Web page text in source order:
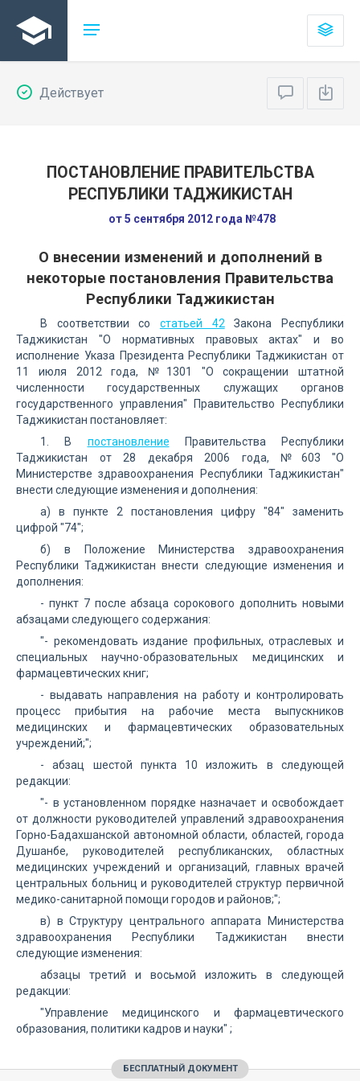
Действует
ПОСТАНОВЛЕНИЕ ПРАВИТЕЛЬСТВА
РЕСПУБЛИКИ ТАДЖИКИСТАН
от 5 сентября 2012 года №478
О внесении изменений и дополнений в
некоторые постановления Правительства
Республики Таджикистан
В соответствии со статьей 42 Закона Республики
Таджикистан "О нормативных правовых актах" и во
исполнение Указа Президента Республики Таджикистан от
11 июля 2012 года, №1301 "О сокращении штатной
численности государственных служащих органов
государственного управления" Правительство Республики
Таджикистан постановляет:
1. В постановление Правительства Республики
Таджикистан от 28 декабря 2006 года, №603 "О
Министерстве здравоохранения Республики Таджикистан"
внести следующие изменения и дополнения:
а) в пункте 2 постановления цифру "84" заменить
цифрой "74";
б) в Положение Министерства здравоохранения
Республики Таджикистан внести следующие изменения и
дополнения:
- пункт 7 после абзаца сорокового дополнить новыми
абзацами следующего содержания:
"- рекомендовать издание профильных, отраслевых и
специальных научно-образовательных медицинских и
фармацевтических книг;
- выдавать направления на работу и контролировать
процесс прибытия на рабочие места выпускников
медицинских и фармацевтических образовательных
учреждений;";
- абзац шестой пункта 10 изложить в следующей
редакции:
"- в установленном порядке назначает и освобождает
от должности руководителей управлений здравоохранения
Горно-Бадахшанской автономной области, областей, города
Душанбе, руководителей республиканских, областных
медицинских учреждений и организаций, главных врачей
центральных больниц и руководителей структур первичной
медико-санитарной помощи городов и районов;";
в) в Структуру центрального аппарата Министерства
здравоохранения Республики Таджикистан внести
следующие изменения:
абзацы третий и восьмой изложить в следующей
редакции:
"Управление медицинского и фармацевтического
образования, политики кадров и науки" ;
БЕСПЛАТНЫЙ ДОКУМЕНТ